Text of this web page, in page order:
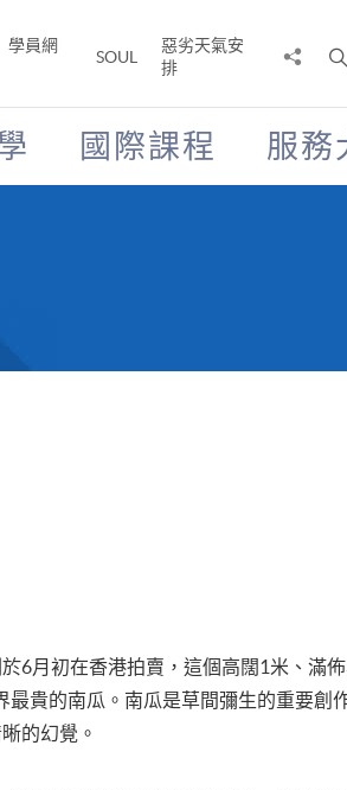
學員網
SOUL
惡劣天氣安
排
國際課程 服務
6月初在香港拍賣，這個高闊1米、滿
貴的南瓜。南瓜是草間彌生的重要創
的幻覺。